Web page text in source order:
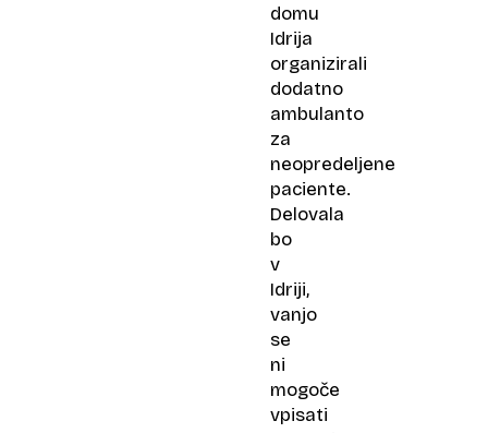
domu
Idrija
organizirali
dodatno
ambulanto
za
neopredeljene
paciente.
Delovala
bo
v
Idriji,
vanjo
se
ni
mogoče
vpisati